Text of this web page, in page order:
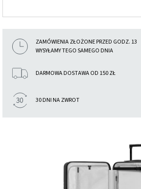
ZAMÓWIENIA ZŁOŻONE PRZED GODZ. 13
WYSYŁAMY TEGO SAMEGO DNIA
DARMOWA DOSTAWA OD 150 ZŁ
30 DNI NA ZWROT